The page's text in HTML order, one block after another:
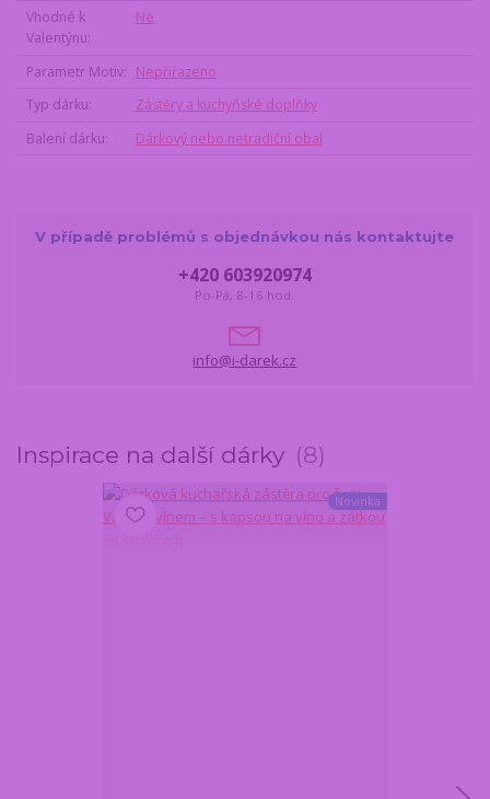
Vhodné k
Valentýnu
Ne
Parametr Motiv
Nepřiřazeno
Typ dárku
Zástěry a kuchyňské doplňky
Balení dárku
Dárkový nebo netradiční obal
V případě problémů s objednávkou nás kontaktujte
+420 603920974
Po-Pá, 8-16 hod.
info@i-darek.cz
Inspirace na další dárky 8
Novinka